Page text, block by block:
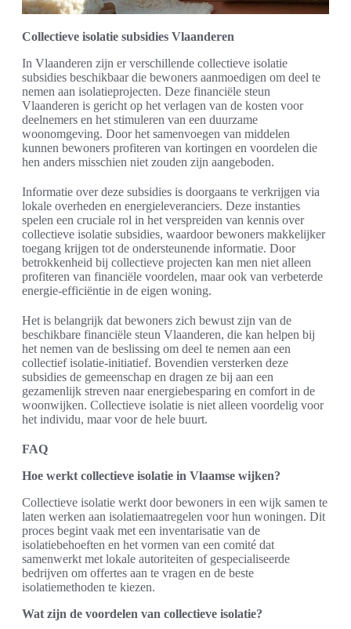
Collectieve isolatie subsidies Vlaanderen
In Vlaanderen zijn er verschillende collectieve isolatie
subsidies beschikbaar die bewoners aanmoedigen om deel te
nemen aan isolatieprojecten. Deze financiële steun
Vlaanderen is gericht op het verlagen van de kosten voor
deelnemers en het stimuleren van een duurzame
woonomgeving. Door het samenvoegen van middelen
kunnen bewoners profiteren van kortingen en voordelen die
hen anders misschien niet zouden zijn aangeboden.
Informatie over deze subsidies is doorgaans te verkrijgen via
lokale overheden en energieleveranciers. Deze instanties
spelen een cruciale rol in het verspreiden van kennis over
collectieve isolatie subsidies, waardoor bewoners makkelijker
toegang krijgen tot de ondersteunende informatie. Door
betrokkenheid bij collectieve projecten kan men niet alleen
profiteren van financiële voordelen, maar ook van verbeterde
energie-efficiëntie in de eigen woning.
Het is belangrijk dat bewoners zich bewust zijn van de
beschikbare financiële steun Vlaanderen, die kan helpen bij
het nemen van de beslissing om deel te nemen aan een
collectief isolatie-initiatief. Bovendien versterken deze
subsidies de gemeenschap en dragen ze bij aan een
gezamenlijk streven naar energiebesparing en comfort in de
woonwijken. Collectieve isolatie is niet alleen voordelig voor
het individu, maar voor de hele buurt.
FAQ
Hoe werkt collectieve isolatie in Vlaamse wijken?
Collectieve isolatie werkt door bewoners in een wijk samen te
laten werken aan isolatiemaatregelen voor hun woningen. Dit
proces begint vaak met een inventarisatie van de
isolatiebehoeften en het vormen van een comité dat
samenwerkt met lokale autoriteiten of gespecialiseerde
bedrijven om offertes aan te vragen en de beste
isolatiemethoden te kiezen.
Wat zijn de voordelen van collectieve isolatie?